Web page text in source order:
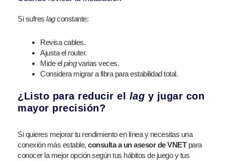
Si sufres lagconstante:
Revisa cables.
Ajusta el router.
Mide elpingvarias veces.
Considera migrar a fibra para estabilidad total.
¿Listo para reducir el lag y jugar con
mayor precisión?
Si quieres mejorar tu rendimiento en línea y necesitas una
conexión más estable, consulta a un asesor de VNETpara
conocer la mejor opción según tus hábitos de juego y tus